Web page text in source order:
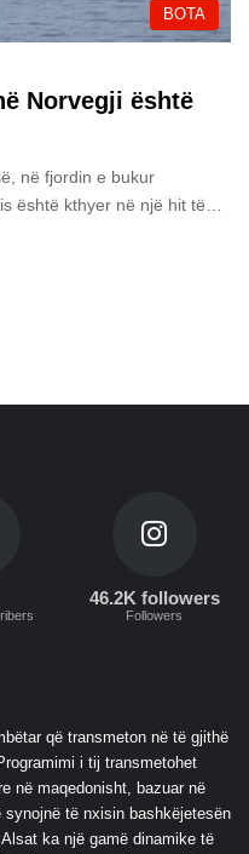
BOTA
Norvegji është
në fjordin e bukur
është kthyer në një hit të…
46.2K followers
Followers
që transmeton në të gjithë
i tij transmetohet
në maqedonisht, bazuar në
të nxisin bashkëjetesën
ka një gamë dinamike të